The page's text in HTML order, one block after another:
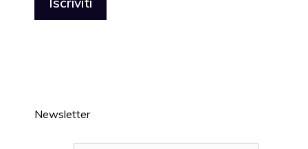
Newsletter